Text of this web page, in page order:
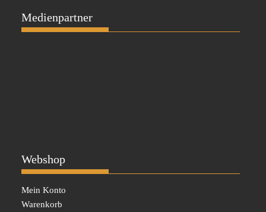
Medienpartner
Webshop
Mein Konto
Warenkorb